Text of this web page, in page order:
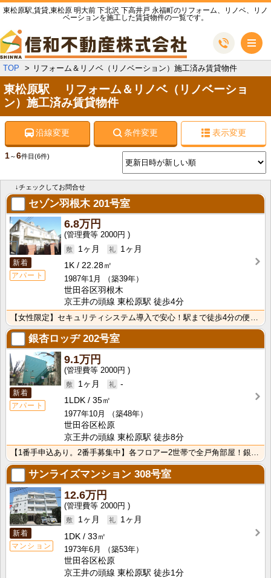
東松原駅,賃貸,東松原 明大前 下北沢 下高井戸 永福町のリフォーム、リノベ、リノ
ベーションを施工した賃貸物件の一覧です。
TOP リフォーム＆リノベ（リノベーション）施工済み賃貸物件
東松原駅 リフォーム＆リノベ（リノベーショ
ン）施工済み賃貸物件
沿線変更 条件変更 表示変更
1～6件目 (6件)
↓チェックしてお問合せ
セゾン羽根木201号室
新着
アパート
6.8万円
2000円
1ヶ月
1ヶ月
1K
22.28㎡
1987年1月
（築39年）
世田谷区羽根木
京王井の頭線 東松原駅 徒歩4分
【女性限定】セキュリティシステム導入で安心！駅まで徒歩4分の便利で静かな立地！インターネット使用料無･･･
銀杏ロッヂ202号室
新着
アパート
9.1万円
2000円
1ヶ月
-
1LDK
35㎡
1977年10月
（築48年）
世田谷区松原
京王井の頭線 東松原駅 徒歩8分
【1番手申込あり。2番手募集中】各フロアー2世帯で全戸角部屋！銀杏なみき通りに接した静かな環境
サンライズマンション 308号室
新着
マンション
12.6万円
2000円
1ヶ月
1ヶ月
1DK
33㎡
1973年6月
（築53年）
世田谷区松原
京王井の頭線 東松原駅 徒歩1分